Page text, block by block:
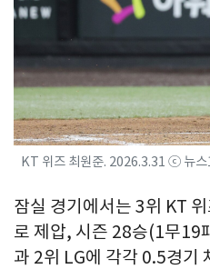
KT 위즈 최원준. 2026.3.31 ⓒ 뉴스
잠실 경기에서는 3위 KT
로 제압, 시즌 28승(1무19
과 2위 LG에 각각 0.5경기